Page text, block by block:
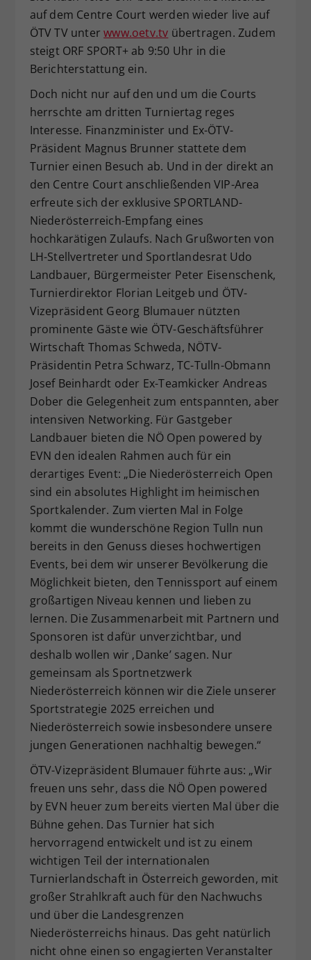
auf dem Centre Court werden wieder live auf
ÖTV TV unterwww.oetv.tv übertragen. Zudem
steigt ORF SPORT+ ab 9:50 Uhr in die
Berichterstattung ein.
Doch nicht nur auf den und um die Courts
herrschte am dritten Turniertag reges
Interesse. Finanzminister und Ex-ÖTV-
Präsident Magnus Brunner stattete dem
Turnier einen Besuch ab. Und in der direkt an
den Centre Court anschließenden VIP-Area
erfreute sich der exklusive SPORTLAND-
Niederösterreich-Empfang eines
hochkarätigen Zulaufs. Nach Grußworten von
LH-Stellvertreter und Sportlandesrat Udo
Landbauer, Bürgermeister Peter Eisenschenk,
Turnierdirektor Florian Leitgeb und ÖTV-
Vizepräsident Georg Blumauer nützten
prominente Gäste wie ÖTV-Geschäftsführer
Wirtschaft Thomas Schweda, NÖTV-
Präsidentin Petra Schwarz, TC-Tulln-Obmann
Josef Beinhardt oder Ex-Teamkicker Andreas
Dober die Gelegenheit zum entspannten, aber
intensiven Networking. Für Gastgeber
Landbauer bieten die NÖ Open powered by
EVN den idealen Rahmen auch für ein
derartiges Event: „Die Niederösterreich Open
sind ein absolutes Highlight im heimischen
Sportkalender. Zum vierten Mal in Folge
kommt die wunderschöne Region Tulln nun
bereits in den Genuss dieses hochwertigen
Events, bei dem wir unserer Bevölkerung die
Möglichkeit bieten, den Tennissport auf einem
großartigen Niveau kennen und lieben zu
lernen. Die Zusammenarbeit mit Partnern und
Sponsoren ist dafür unverzichtbar, und
deshalb wollen wir ‚Danke’ sagen. Nur
gemeinsam als Sportnetzwerk
Niederösterreich können wir die Ziele unserer
Sportstrategie 2025 erreichen und
Niederösterreich sowie insbesondere unsere
jungen Generationen nachhaltig bewegen.“
ÖTV-Vizepräsident Blumauer führte aus: „Wir
freuen uns sehr, dass die NÖ Open powered
by EVN heuer zum bereits vierten Mal über die
Bühne gehen. Das Turnier hat sich
hervorragend entwickelt und ist zu einem
wichtigen Teil der internationalen
Turnierlandschaft in Österreich geworden, mit
großer Strahlkraft auch für den Nachwuchs
und über die Landesgrenzen
Niederösterreichs hinaus. Das geht natürlich
nicht ohne einen so engagierten Veranstalter